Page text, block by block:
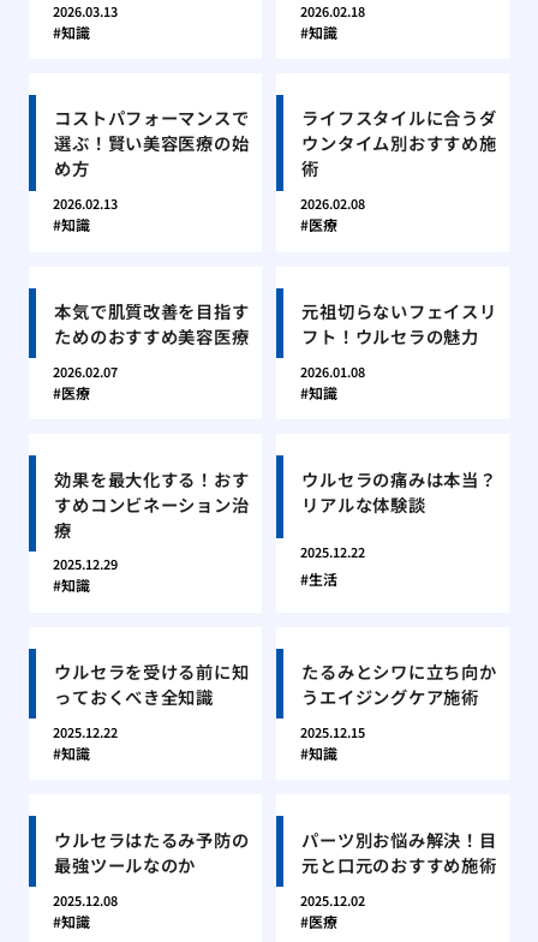
2026.03.13
知識
2026.02.18
知識
コストパフォーマンスで
選ぶ！賢い美容医療の始
め方
2026.02.13
知識
ライフスタイルに合うダ
ウンタイム別おすすめ施
術
2026.02.08
医療
本気で肌質改善を目指す
ためのおすすめ美容医療
2026.02.07
医療
元祖切らないフェイスリ
フト！ウルセラの魅力
2026.01.08
知識
効果を最大化する！おす
すめコンビネーション治
療
2025.12.29
知識
ウルセラの痛みは本当？
リアルな体験談
2025.12.22
生活
ウルセラを受ける前に知
っておくべき全知識
2025.12.22
知識
たるみとシワに立ち向か
うエイジングケア施術
2025.12.15
知識
ウルセラはたるみ予防の
最強ツールなのか
2025.12.08
知識
パーツ別お悩み解決！目
元と口元のおすすめ施術
2025.12.02
医療